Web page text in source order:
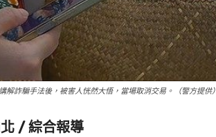
解詐騙手法後，被害人恍然大悟，當場取消交易。（警方提供）
/ 綜合報導